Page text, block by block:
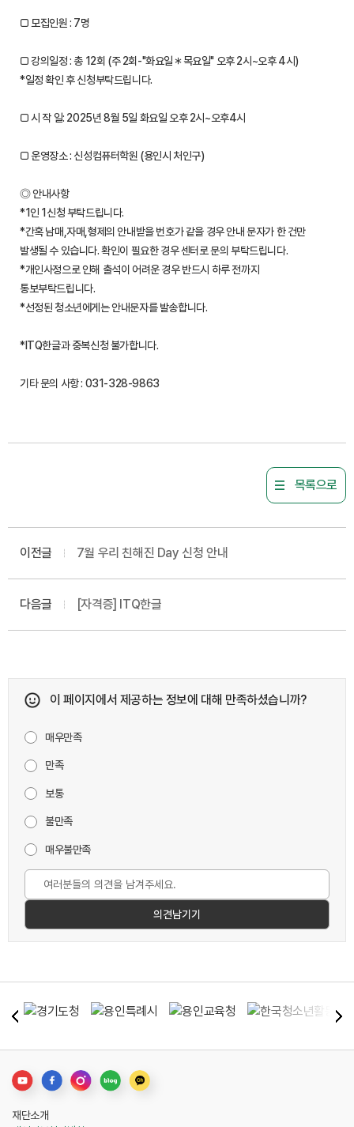
□ 모집인원 : 7명
□ 강의일정 : 총 12회 (주 2회-"화요일＊목요일" 오후 2시~오후 4시)
*일정 확인 후 신청부탁드립니다.
□ 시 작 일: 2025년 8월 5일 화요일 오후 2시~오후4시
□ 운영장소 : 신성컴퓨터학원 (용인시 처인구)
◎ 안내사항
*1인 1신청 부탁드립니다.
*간혹 남매,자매,형제의 안내받을 번호가 같을 경우 안내 문자가 한 건만
발생될 수 있습니다. 확인이 필요한 경우 센터로 문의 부탁드립니다.
*개인사정으로 인해 출석이 어려운 경우 반드시 하루 전까지
통보부탁드립니다.
*선정된 청소년에게는 안내문자를 발송합니다.
*ITQ한글과 중복신청 불가합니다.
기타 문의 사항 : 031-328-9863
목록으로
이전글 7월 우리 친해진 Day 신청 안내
다음글 [자격증] ITQ한글
이 페이지에서 제공하는 정보에 대해 만족하셨습니까?
매우만족
만족
보통
불만족
매우불만족
재단소개